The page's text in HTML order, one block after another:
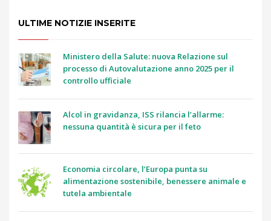
ULTIME NOTIZIE INSERITE
Ministero della Salute: nuova Relazione sul
processo di Autovalutazione anno 2025 per il
controllo ufficiale
Alcol in gravidanza, ISS rilancia l’allarme:
nessuna quantità è sicura per il feto
Economia circolare, l’Europa punta su
alimentazione sostenibile, benessere animale e
tutela ambientale